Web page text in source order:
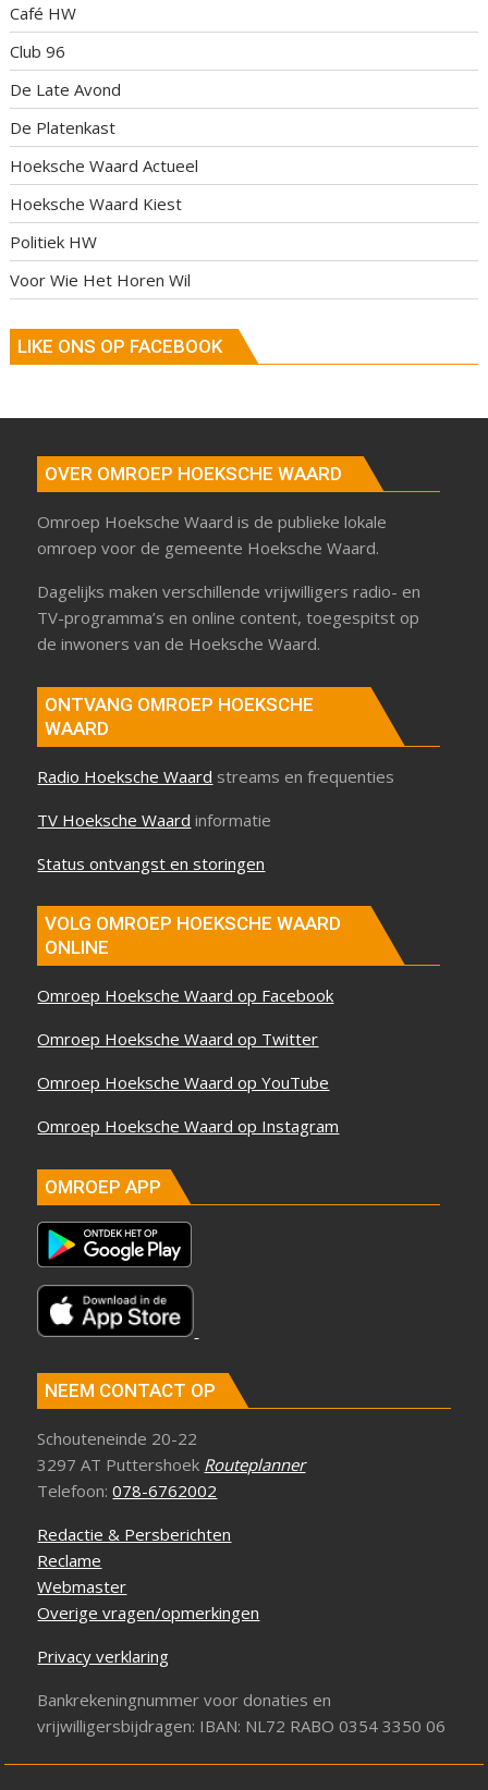
Café HW
Club 96
De Late Avond
De Platenkast
Hoeksche Waard Actueel
Hoeksche Waard Kiest
Politiek HW
Voor Wie Het Horen Wil
LIKE ONS OP FACEBOOK
OVER OMROEP HOEKSCHE WAARD
Omroep Hoeksche Waard is de publieke lokale
omroep voor de gemeente Hoeksche Waard.
Dagelijks maken verschillende vrijwilligers radio- en
TV-programma’s en online content, toegespitst op
de inwoners van de Hoeksche Waard.
ONTVANG OMROEP HOEKSCHE
WAARD
Radio Hoeksche Waard streams en frequenties
TV Hoeksche Waard informatie
Status ontvangst en storingen
VOLG OMROEP HOEKSCHE WAARD
ONLINE
Omroep Hoeksche Waard op Facebook
Omroep Hoeksche Waard op Twitter
Omroep Hoeksche Waard op YouTube
Omroep Hoeksche Waard op Instagram
OMROEP APP
NEEM CONTACT OP
Schouteneinde 20-22
3297 AT Puttershoek Routeplanner
Telefoon:078-6762002
Redactie & Persberichten
Reclame
Webmaster
Overige vragen/opmerkingen
Privacy verklaring
Bankrekeningnummer voor donaties en
vrijwilligersbijdragen: IBAN: NL72 RABO 0354 3350 06